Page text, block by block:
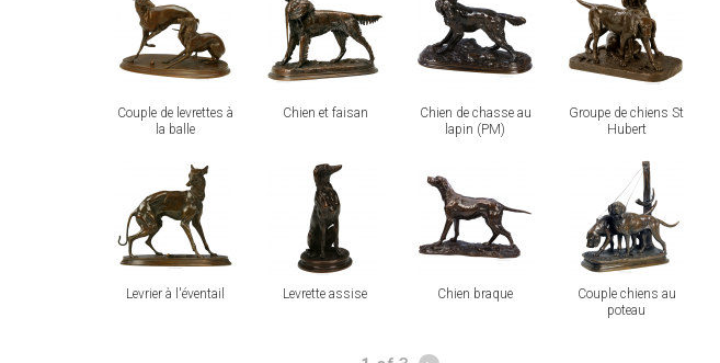
Couple de levrettes à
la balle
Chien et faisan
Chien de chasse au
lapin (PM)
Groupe de chiens St
Hubert
Levrier à l'éventail Levrette assise Chien braque
Couple chiens au
poteau